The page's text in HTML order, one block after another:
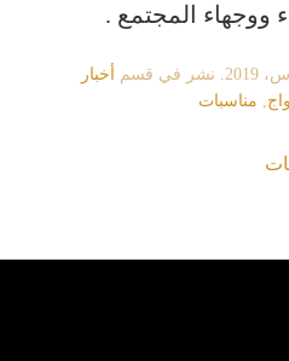
ووجهاء المجتمع .
. نشر في قسم
أخبار
, مناسبات